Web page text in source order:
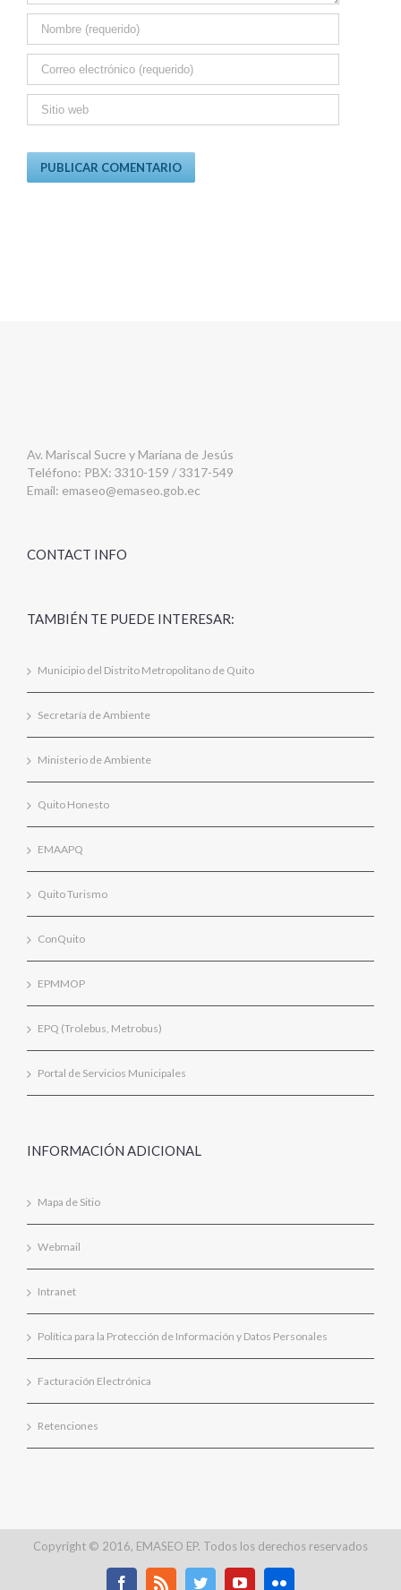
Av. Mariscal Sucre y Mariana de Jesús
Teléfono: PBX: 3310-159 / 3317-549
Email: emaseo@emaseo.gob.ec
CONTACT INFO
TAMBIÉN TE PUEDE INTERESAR:
Municipio del Distrito Metropolitano de Quito
Secretaría de Ambiente
Ministerio de Ambiente
Quito Honesto
EMAAPQ
Quito Turismo
ConQuito
EPMMOP
EPQ (Trolebus, Metrobus)
Portal de Servicios Municipales
INFORMACIÓN ADICIONAL
Mapa de Sitio
Webmail
Intranet
Política para la Protección de Información y Datos Personales
Facturación Electrónica
Retenciones
Copyright © 2016, EMASEO EP. Todos los derechos reservados
Facebook TwitterYoutubeFlickr